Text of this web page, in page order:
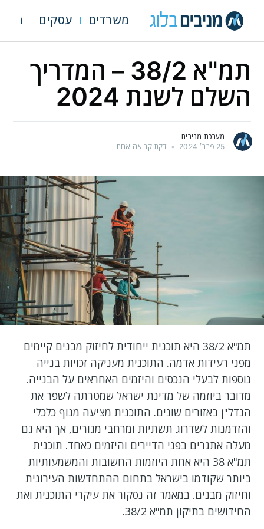
משרדים עסקים
תמ"א 38/2 – המדריך
השלם לשנת 2024
מערכת מניבים
25 פבר׳ 2024
• דקת קריאה אחת
תמ"א 38/2 היא תוכנית ייחודית לחיזוק מבנים קיימים
מפני רעידות אדמה. התוכנית מעניקה זכויות בנייה
נוספות לבעלי הנכסים והיזמים האחראים על הבנייה.
מדובר ביוזמה של מדינת ישראל שמטרתה לשפר את
הנדל"ן באזורים שונים. התוכנית מציעה מנוף כלכלי
והזדמנות לשדרוג תשתיות ומרחבי מגורים, אך היא גם
מעלה אתגרים בפני הדיירים והיזמים כאחד. תוכנית
תמ"א 38 היא אחת היוזמות החשובות והמשמעותיות
ביותר שקודמו בישראל בתחום ההתחדשות העירונית
וחיזוק מבנים. במאמר זה נסקור את עיקרי התוכנית ואת
החידושים בתיקון תמ"א 38/2.